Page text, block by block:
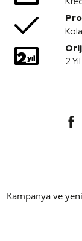
2
Kampanya ve